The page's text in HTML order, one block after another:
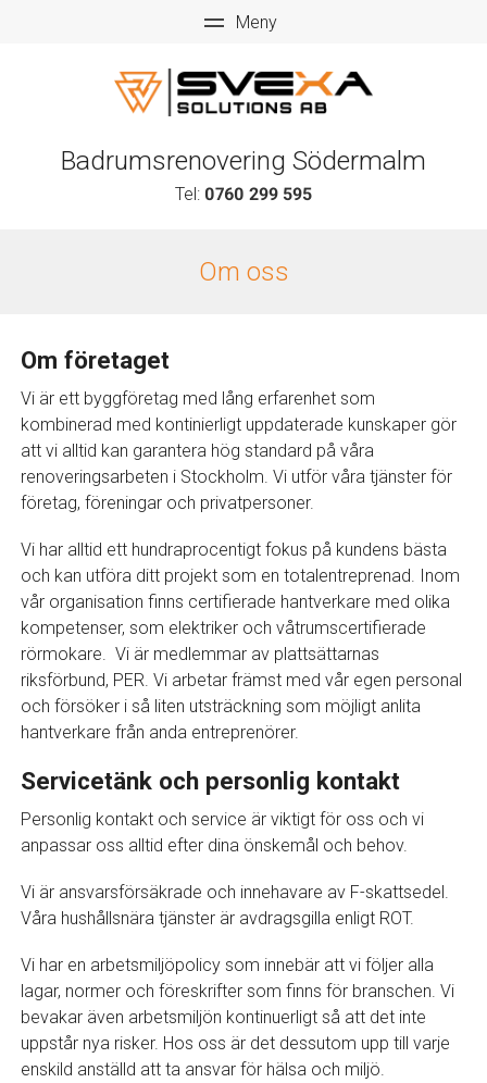
Badrumsrenovering Södermalm
Tel: 0760 299 595
Om oss
Om företaget
Vi är ett byggföretag med lång erfarenhet som
kombinerad med kontinierligt uppdaterade kunskaper gör
att vi alltid kan garantera hög standard på våra
renoveringsarbeten i Stockholm. Vi utför våra tjänster för
företag, föreningar och privatpersoner.
Vi har alltid ett hundraprocentigt fokus på kundens bästa
och kan utföra ditt projekt som en totalentreprenad. Inom
vår organisation finns certifierade hantverkare med olika
kompetenser, som elektriker och våtrumscertifierade
rörmokare. Vi är medlemmar av plattsättarnas
riksförbund, PER. Vi arbetar främst med vår egen personal
och försöker i så liten utsträckning som möjligt anlita
hantverkare från anda entreprenörer.
Servicetänk och personlig kontakt
Personlig kontakt och service är viktigt för oss och vi
anpassar oss alltid efter dina önskemål och behov.
Vi är ansvarsförsäkrade och innehavare av F-skattsedel.
Våra hushållsnära tjänster är avdragsgilla enligt ROT.
Vi har en arbetsmiljöpolicy som innebär att vi följer alla
lagar, normer och föreskrifter som finns för branschen. Vi
bevakar även arbetsmiljön kontinuerligt så att det inte
uppstår nya risker. Hos oss är det dessutom upp till varje
enskild anställd att ta ansvar för hälsa och miljö.